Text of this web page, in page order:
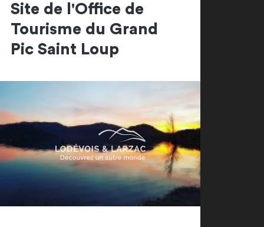
Site de l'Office de
Tourisme du Grand
Pic Saint Loup